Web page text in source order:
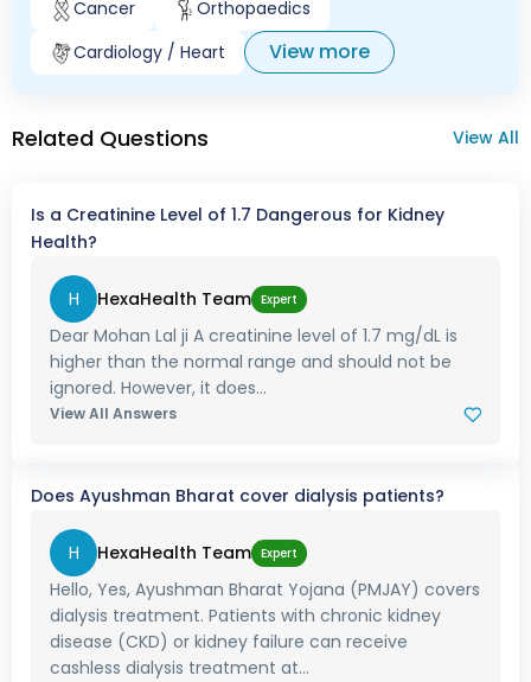
Cancer
Orthopaedics
Cardiology / Heart
View more
Related Questions View All
Is a Creatinine Level of 1.7 Dangerous for Kidney
Health?
H HexaHealth Team Expert
Dear Mohan Lal ji A creatinine level of 1.7 mg/dL is
higher than the normal range and should not be
ignored. However, it does...
View All Answers
Does Ayushman Bharat cover dialysis patients?
H HexaHealth Team Expert
Hello, Yes, Ayushman Bharat Yojana (PMJAY) covers
dialysis treatment. Patients with chronic kidney
disease (CKD) or kidney failure can receive
cashless dialysis treatment at...